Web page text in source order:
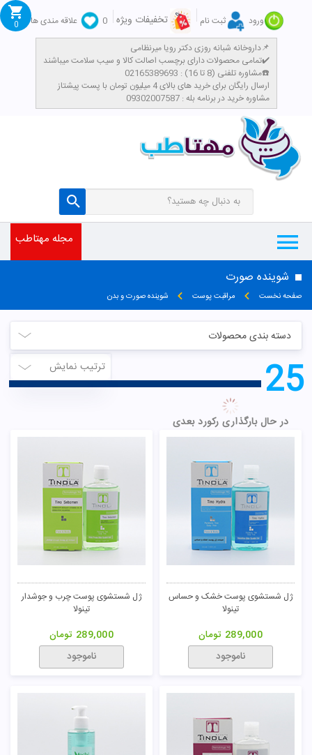
ورود ثبت نام تخفیفات ویژه 0
علاقه مندی ها
داروخانه شبانه روزی دکتر رویا میرنظامی📌
تمامی محصولات دارای برچسب اصالت کالا و سیب سلامت میباشند✔️
مشاوره تلفنی (8 تا 16) : 02165389693☎️
​ارسال رایگان برای خرید های بالای 4 میلیون تومان با پست پیشتاز
مشاوره خرید در برنامه بله : 09302007587
0
مجله مهتاطب
شوینده صورت
صفحه نخست مراقبت پوست شوینده صورت و بدن
دسته بندی محصولات
ترتیب نمایش
25
در حال بارگذاری رکورد بعدی
ژل شستشوی پوست خشک و حساس
تینولا
289,000 تومان
ناموجود
ژل شستشوی پوست چرب و جوشدار
تینولا
289,000 تومان
ناموجود